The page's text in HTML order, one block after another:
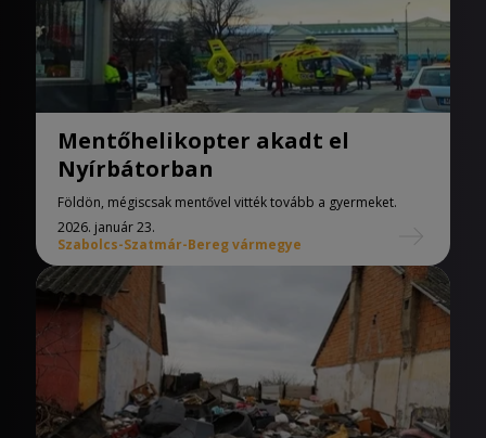
Mentőhelikopter akadt el
Nyírbátorban
Földön, mégiscsak mentővel vitték tovább a gyermeket.
2026. január 23.
Szabolcs-Szatmár-Bereg vármegye